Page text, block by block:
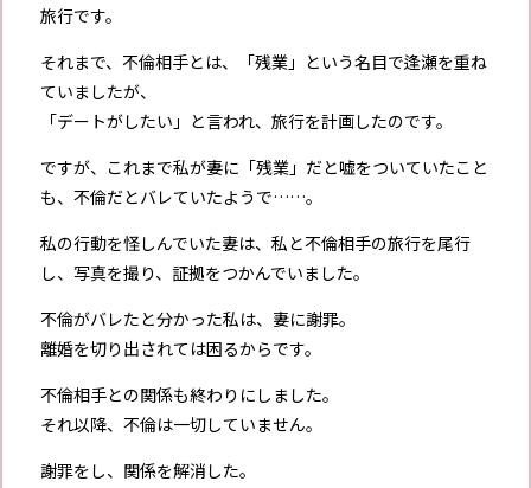
旅行です。
それまで、不倫相手とは、「残業」という名目で逢瀬を重ね
ていましたが、
「デートがしたい」と言われ、旅行を計画したのです。
ですが、これまで私が妻に「残業」だと嘘をついていたこと
も、不倫だとバレていたようで……。
私の行動を怪しんでいた妻は、私と不倫相手の旅行を尾行
し、写真を撮り、証拠をつかんでいました。
不倫がバレたと分かった私は、妻に謝罪。
離婚を切り出されては困るからです。
不倫相手との関係も終わりにしました。
それ以降、不倫は一切していません。
謝罪をし、関係を解消した。